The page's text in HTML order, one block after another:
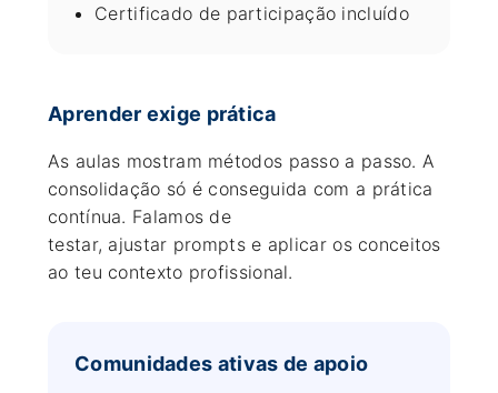
Certificado de participação incluído
Aprender exige prática
As aulas mostram métodos passo a passo. A
consolidação só é conseguida com a prática
contínua. Falamos de
testar, ajustar prompts e aplicar os conceitos
ao teu contexto profissional.
Comunidades ativas de apoio